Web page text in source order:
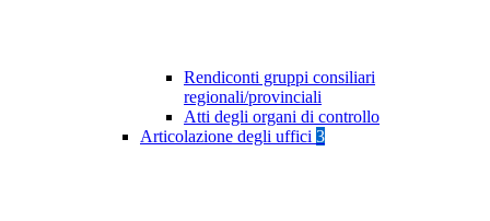
Rendiconti gruppi consiliari
regionali/provinciali
Atti degli organi di controllo
Articolazione degli uffici 3